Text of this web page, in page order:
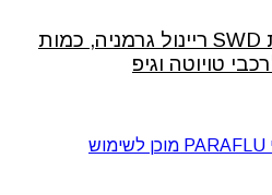
שמן מנוע 10W30 תוצרת SWD ריינול גרמניה, כמות